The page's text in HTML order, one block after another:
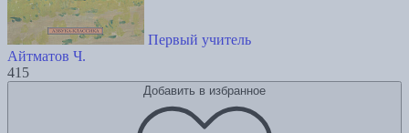
Первый учитель
Айтматов Ч.
415
Добавить в избранное